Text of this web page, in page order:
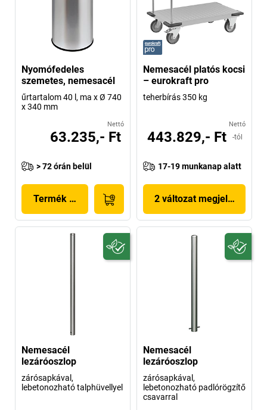
Nyomófedeles
szemetes, nemesacél
űrtartalom 40 l, ma x Ø 740
x 340 mm
Nettó
63.235,- Ft
> 72 órán belül
Termék megjelenítése
Nemesacél platós kocsi
– eurokraft pro
teherbírás 350 kg
Nettó
443.829,- Ft -tól
17-19 munkanap alatt
2 változat megjelenítése
Nemesacél
lezáróoszlop
zárósapkával,
lebetonozható talphüvellyel
Nemesacél
lezáróoszlop
zárósapkával,
lebetonozható padlórögzítő
csavarral